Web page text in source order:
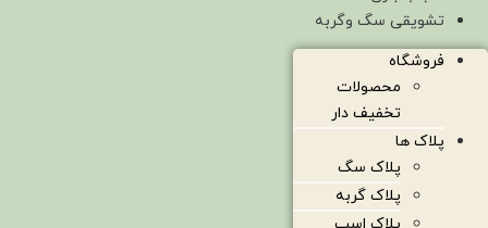
تشویقی سگ وگربه
فروشگاه
محصولات
تخفیف دار
پلاک ها
پلاک سگ
پلاک گربه